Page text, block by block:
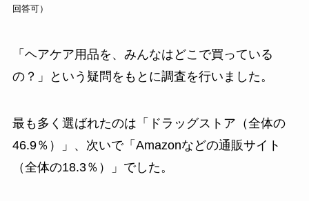
回答可）
「ヘアケア用品を、みんなはどこで買っている
の？」という疑問をもとに調査を行いました。
最も多く選ばれたのは「ドラッグストア（全体の
46.9％）」、次いで「Amazonなどの通販サイト
（全体の18.3％）」でした。